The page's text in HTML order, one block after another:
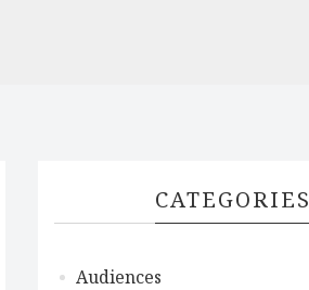
CATEGORIES
Audiences